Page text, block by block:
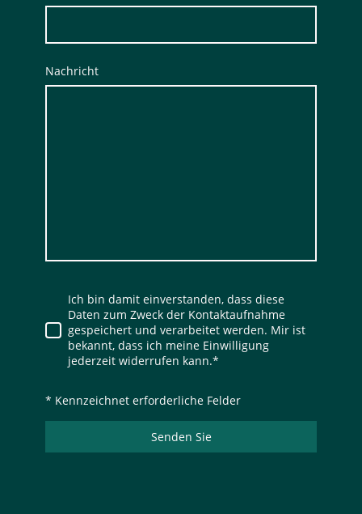
Nachricht
Ich bin damit einverstanden, dass diese
Daten zum Zweck der Kontaktaufnahme
gespeichert und verarbeitet werden. Mir ist
bekannt, dass ich meine Einwilligung
jederzeit widerrufen kann.*
* Kennzeichnet erforderliche Felder
Senden Sie